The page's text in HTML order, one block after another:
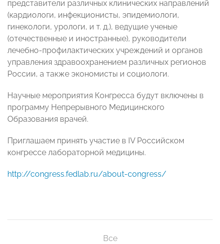
представители различных клинических направлений
(кардиологи, инфекционисты, эпидемиологи,
гинекологи, урологи, и т. д.), ведущие ученые
(отечественные и иностранные), руководители
лечебно-профилактических учреждений и органов
управления здравоохранением различных регионов
России, а также экономисты и социологи.
Научные мероприятия Конгресса будут включены в
программу Непрерывного Медицинского
Образования врачей.
Приглашаем принять участие в IV Российском
конгрессе лабораторной медицины.
http://congress.fedlab.ru/about-congress/
Все